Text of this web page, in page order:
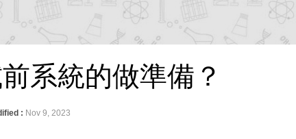
系統的做準備？
: Nov 9, 2023